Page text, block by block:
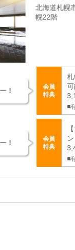
北海道札幌
幌22階
！
会員
特典
■
！
会員
特典
■